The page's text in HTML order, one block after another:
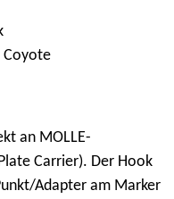
Coyote
an MOLLE-
Carrier). Der Hook
Adapter am Marker